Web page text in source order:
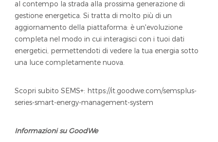
al contempo la strada alla prossima generazione di
gestione energetica. Si tratta di molto più di un
aggiornamento della piattaforma: è un'evoluzione
completa nel modo in cui interagisci con i tuoi dati
energetici, permettendoti di vedere la tua energia sotto
una luce completamente nuova.
Scopri subito SEMS+: https://it.goodwe.com/semsplus-
series-smart-energy-management-system
Informazioni su GoodWe